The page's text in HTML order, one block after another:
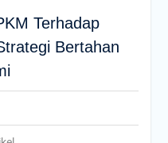
Terhadap
Bertahan